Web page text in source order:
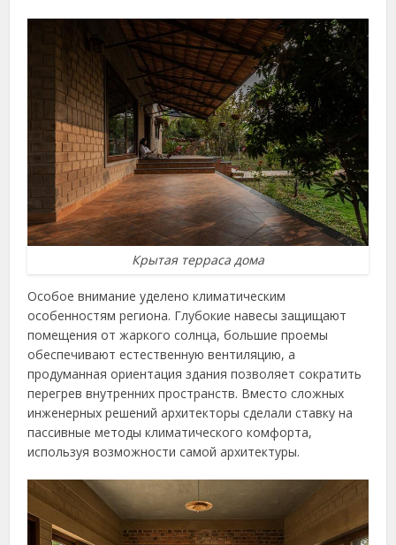
Крытая терраса дома
Особое внимание уделено климатическим
особенностям региона. Глубокие навесы защищают
помещения от жаркого солнца, большие проемы
обеспечивают естественную вентиляцию, а
продуманная ориентация здания позволяет сократить
перегрев внутренних пространств. Вместо сложных
инженерных решений архитекторы сделали ставку на
пассивные методы климатического комфорта,
используя возможности самой архитектуры.